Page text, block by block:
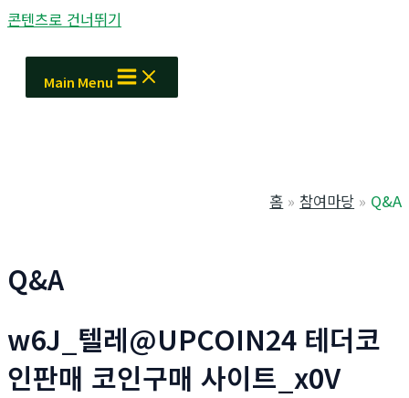
콘텐츠로 건너뛰기
Main Menu
홈 참여마당 Q&A
Q&A
w6J_텔레@UPCOIN24 테더코
인판매 코인구매 사이트_x0V